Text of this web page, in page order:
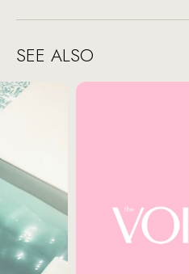
SEE ALSO